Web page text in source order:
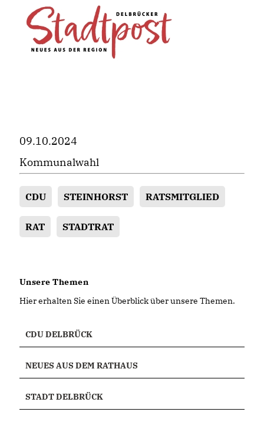
09.10.2024
Kommunalwahl
CDU STEINHORST RATSMITGLIED
RAT STADTRAT
Unsere Themen
Hier erhalten Sie einen Überblick über unsere Themen.
CDU DELBRÜCK
NEUES AUS DEM RATHAUS
STADT DELBRÜCK